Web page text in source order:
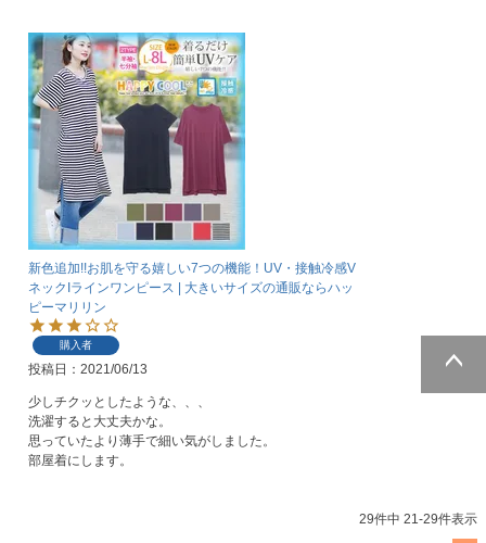
新色追加!!お肌を守る嬉しい7つの機能！UV・接触冷感V
ネックIラインワンピース | 大きいサイズの通販ならハッ
ピーマリリン
購入者
投稿日 2021/06/13
少しチクッとしたような、、、
洗濯すると大丈夫かな。
思っていたより薄手で細い気がしました。
部屋着にします。
29件中 21-29件表示
ページトッ